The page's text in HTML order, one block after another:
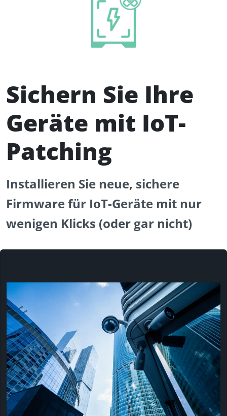
Sichern Sie Ihre
Geräte mit IoT-
Patching
Installieren Sie neue, sichere
Firmware für IoT-Geräte mit nur
wenigen Klicks (oder gar nicht)